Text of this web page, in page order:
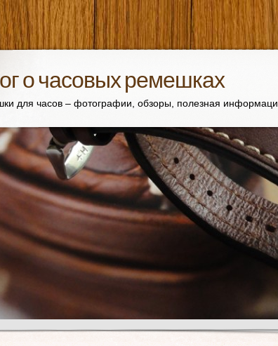
о часовых ремешках
для часов – фотографии, обзоры, полезная